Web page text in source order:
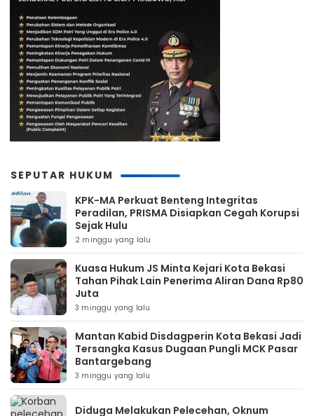
SEPUTAR HUKUM
KPK-MA Perkuat Benteng Integritas
Peradilan, PRISMA Disiapkan Cegah Korupsi
Sejak Hulu
2 minggu yang lalu
Kuasa Hukum JS Minta Kejari Kota Bekasi
Tahan Pihak Lain Penerima Aliran Dana Rp80
Juta
3 minggu yang lalu
Mantan Kabid Disdagperin Kota Bekasi Jadi
Tersangka Kasus Dugaan Pungli MCK Pasar
Bantargebang
3 minggu yang lalu
Diduga Melakukan Pelecehan, Oknum